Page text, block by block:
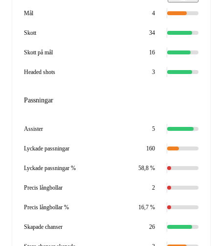
Mål 4
Skott 34
Skott på mål 16
Headed shots 3
Passningar
Assister 5
Lyckade passningar 160
Lyckade passningar % 58,8 %
Precis långbollar 2
Precis långbollar % 16,7 %
Skapade chanser 26